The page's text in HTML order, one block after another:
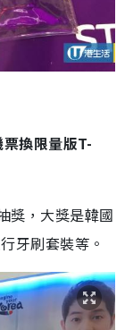
換限量版T-
獎，大獎是韓國
牙刷套裝等。